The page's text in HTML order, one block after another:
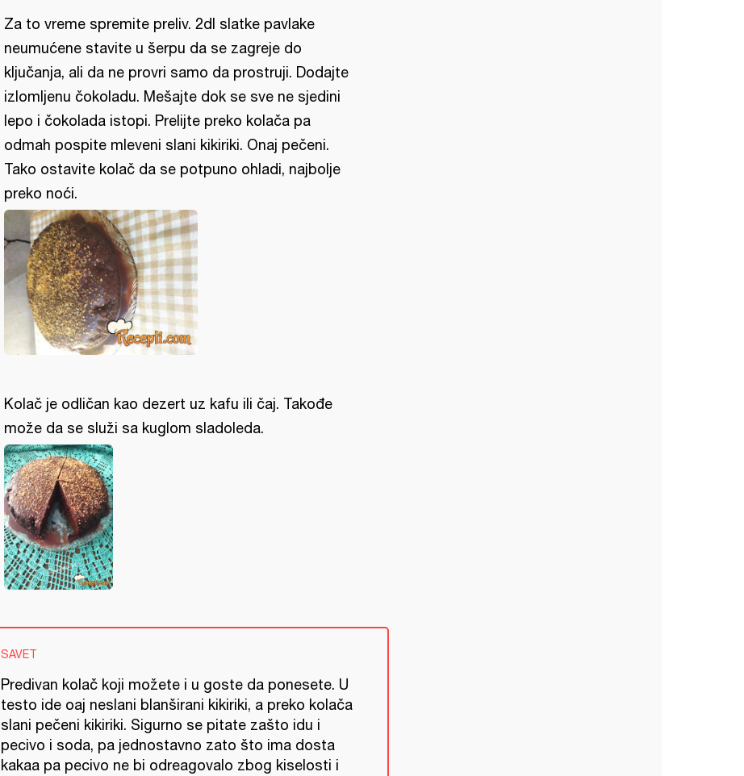
Za to vreme spremite preliv. 2dl slatke pavlake
neumućene stavite u šerpu da se zagreje do
ključanja, ali da ne provri samo da prostruji. Dodajte
izlomljenu čokoladu. Mešajte dok se sve ne sjedini
lepo i čokolada istopi. Prelijte preko kolača pa
odmah pospite mleveni slani kikiriki. Onaj pečeni.
Tako ostavite kolač da se potpuno ohladi, najbolje
preko noći.
Kolač je odličan kao dezert uz kafu ili čaj. Takođe
može da se služi sa kuglom sladoleda.
SAVET
Predivan kolač koji možete i u goste da ponesete. U
testo ide oaj neslani blanširani kikiriki, a preko kolača
slani pečeni kikiriki. Sigurno se pitate zašto idu i
pecivo i soda, pa jednostavno zato što ima dosta
kakaa pa pecivo ne bi odreagovalo zbog kiselosti i